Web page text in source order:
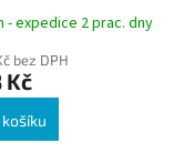
souprava,
kazeta
- expedice 2 prac. dny
bez DPH
Kč
košíku